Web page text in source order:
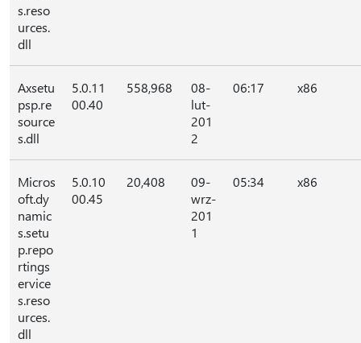
s.reso
urces.
dll
Axsetu
psp.re
source
s.dll
5.0.11
00.40
558,968
08-
lut-
201
2
06:17 x86
Micros
oft.dy
namic
s.setu
p.repo
rtings
ervice
s.reso
urces.
dll
5.0.10
00.45
20,408
09-
wrz-
201
1
05:34 x86